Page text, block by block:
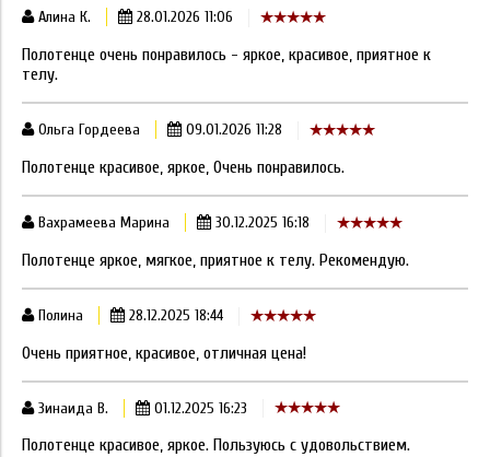
Алина К. 28.01.2026 11:06
Полотенце очень понравилось - яркое, красивое, приятное к
телу.
Ольга Гордеева 09.01.2026 11:28
Полотенце красивое, яркое, Очень понравилось.
Вахрамеева Марина 30.12.2025 16:18
Полотенце яркое, мягкое, приятное к телу. Рекомендую.
Полина 28.12.2025 18:44
Очень приятное, красивое, отличная цена!
Зинаида В. 01.12.2025 16:23
Полотенце красивое, яркое. Пользуюсь с удовольствием.